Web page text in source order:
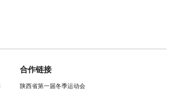
合作链接
陕西省第一届冬季运动会